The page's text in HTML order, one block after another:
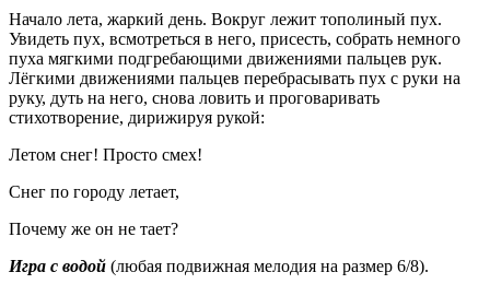
Начало лета, жаркий день. Вокруг лежит тополиный пух.
Увидеть пух, всмотреться в него, присесть, собрать немного
пуха мягкими подгребающими движениями пальцев рук.
Лёгкими движениями пальцев перебрасывать пух с руки на
руку, дуть на него, снова ловить и проговаривать
стихотворение, дирижируя рукой:
Летом снег! Просто смех!
Снег по городу летает,
Почему же он не тает?
Игра с водой (любая подвижная мелодия на размер 6/8).